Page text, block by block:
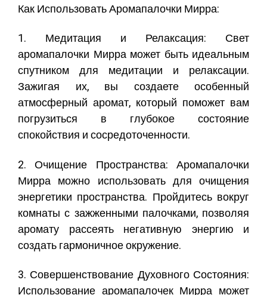
Как Использовать Аромапалочки Мирра:
1. Медитация и Релаксация: Свет
аромапалочки Мирра может быть идеальным
спутником для медитации и релаксации.
Зажигая их, вы создаете особенный
атмосферный аромат, который поможет вам
погрузиться в глубокое состояние
спокойствия и сосредоточенности.
2. Очищение Пространства: Аромапалочки
Мирра можно использовать для очищения
энергетики пространства. Пройдитесь вокруг
комнаты с зажженными палочками, позволяя
аромату рассеять негативную энергию и
создать гармоничное окружение.
3. Совершенствование Духовного Состояния:
Использование аромапалочек Мирра может